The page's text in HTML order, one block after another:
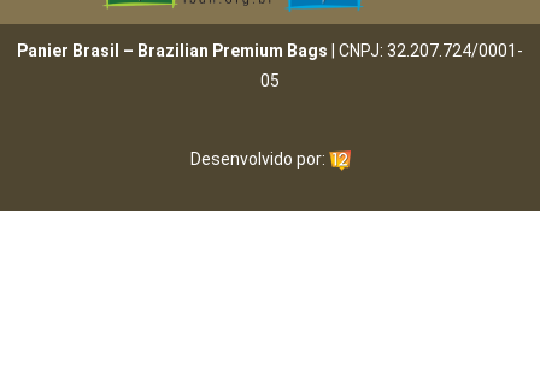
Panier Brasil – Brazilian Premium Bags | CNPJ: 32.207.724/0001-
05
Desenvolvido por: